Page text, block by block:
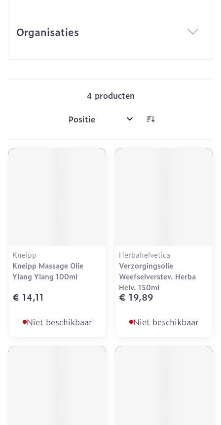
Organisaties
4 producten
Sorteer op:
Kneipp
Kneipp Massage Olie
Ylang Ylang 100ml
€ 14,11
Niet beschikbaar
Herbahelvetica
Verzorgingsolie
Weefselverstev. Herba
Helv. 150ml
€ 19,89
Niet beschikbaar